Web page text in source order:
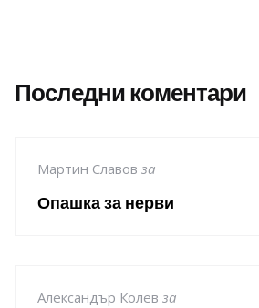
Последни коментари
Мартин Славов за
Опашка за нерви
Александър Колев за